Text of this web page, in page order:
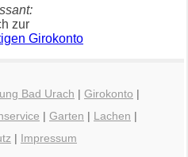
zur
Girokonto
Bad Urach | Girokonto |
| Garten | Lachen |
| Impressum